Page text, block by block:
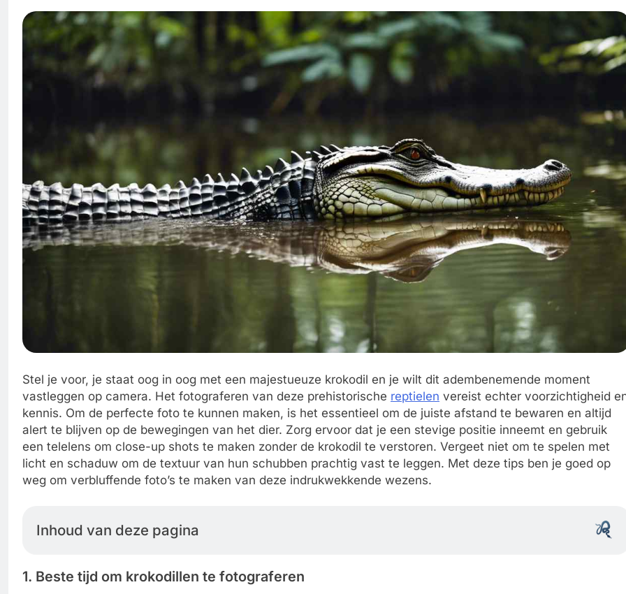
Stel je voor, je staat oog in oog met een majestueuze krokodil en je wilt dit adembenemende moment
vastleggen op camera. Het fotograferen van deze prehistorische reptielen vereist echter voorzichtigheid
kennis. Om de perfecte foto te kunnen maken, is het essentieel om de juiste afstand te bewaren en altijd
alert te blijven op de bewegingen van het dier. Zorg ervoor dat je een stevige positie inneemt en gebruik
een telelens om close-up shots te maken zonder de krokodil te verstoren. Vergeet niet om te spelen met
licht en schaduw om de textuur van hun schubben prachtig vast te leggen. Met deze tips ben je goed op
weg om verbluffende foto’s te maken van deze indrukwekkende wezens.
Inhoud van deze pagina
1. Beste tijd om krokodillen te fotograferen